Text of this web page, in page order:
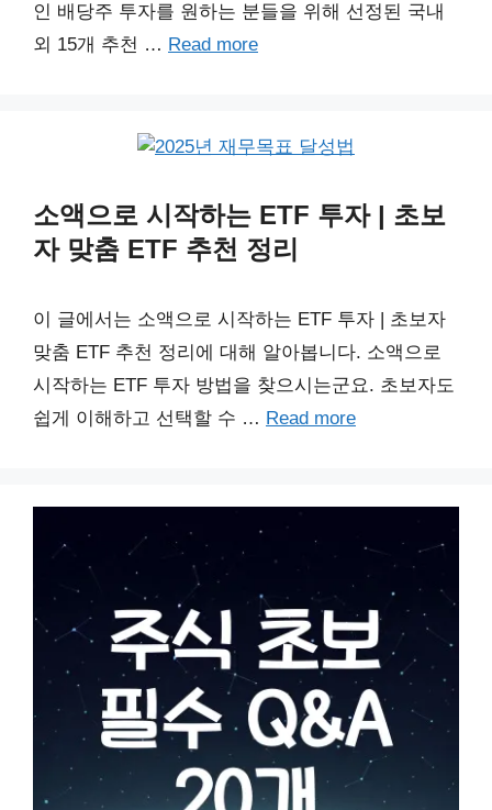
인 배당주 투자를 원하는 분들을 위해 선정된 국내
외 15개 추천 … Read more
소액으로 시작하는 ETF 투자 | 초보
자 맞춤 ETF 추천 정리
이 글에서는 소액으로 시작하는 ETF 투자 | 초보자
맞춤 ETF 추천 정리에 대해 알아봅니다. 소액으로
시작하는 ETF 투자 방법을 찾으시는군요. 초보자도
쉽게 이해하고 선택할 수 … Read more